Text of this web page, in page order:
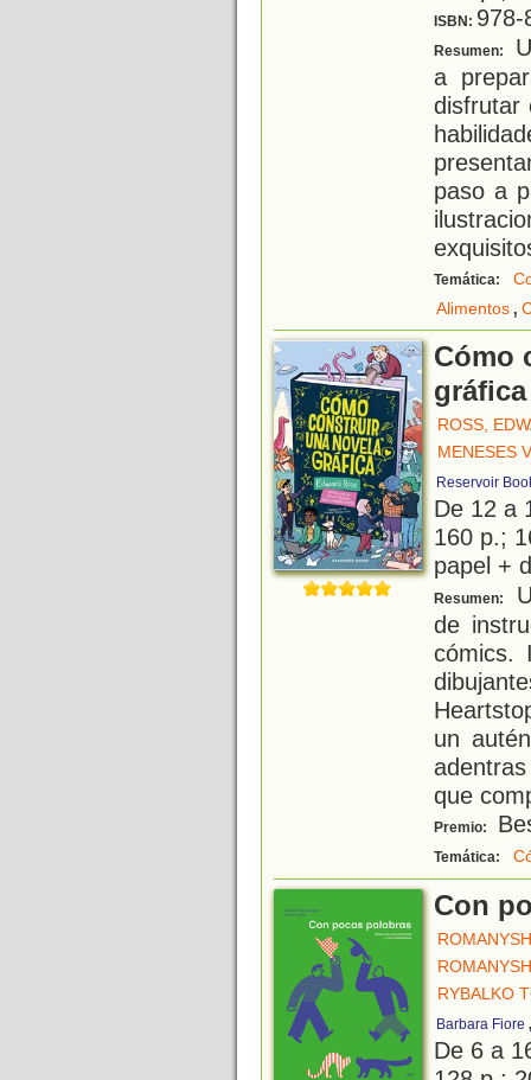
ISBN: 978-
Resumen:
a
disfrutar
paso a
Temática:
Alimentos,
Cómo
gráfica
ROSS,
MENESES
Reservoir
De 12 a
160 p.;
papel +
Resumen:
de
cómics.
un
que
Premio:
Temática:
Con
RYBALKO
Barbara Fiore
De 6 a